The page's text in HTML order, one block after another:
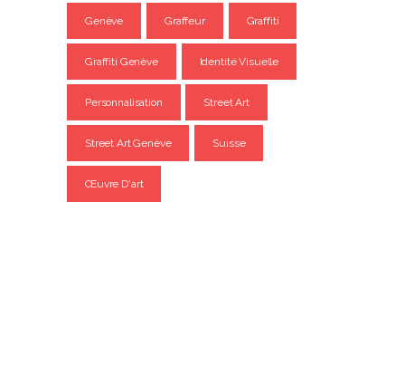
Genève Graffeur Graffiti
Graffiti Genève Identité Visuelle
Personnalisation Street Art
Street Art Genève Suisse
Œuvre D'art